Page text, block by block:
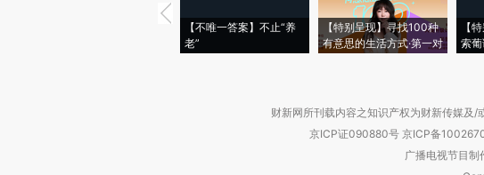
【不唯一答案】不止“养
老”
【特别呈现】寻找100种
有意思的生活方式·第一对
【
索
财新网所刊载内容之知识产权为财新传媒及/
京ICP证090880号 京ICP备
广播电视节目